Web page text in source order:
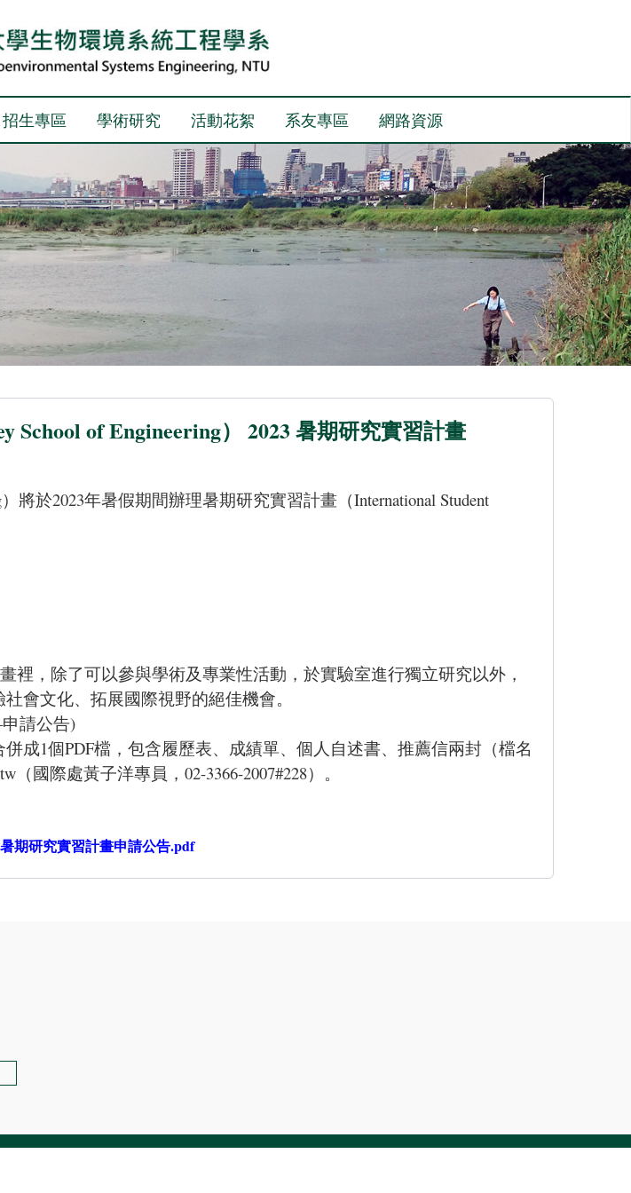
招生專區 學術研究 活動花絮 系友專區 網路資源
of Engineering） 2023 暑期研究實習計畫
將於2023年暑假期間辦理暑期研究實習計畫 （International Student
裡，除了可以參與學術及專業性活動，於實驗室進行獨立研究以外，
會文化、拓展國際視野的絕佳機會。
請公告)
成1個PDF檔，包含履歷表、成績單、個人自述書、推薦信兩封（檔名
（國際處黃子洋專員，02-3366-2007#228）。
期研究實習計畫申請公告.pdf
reserved